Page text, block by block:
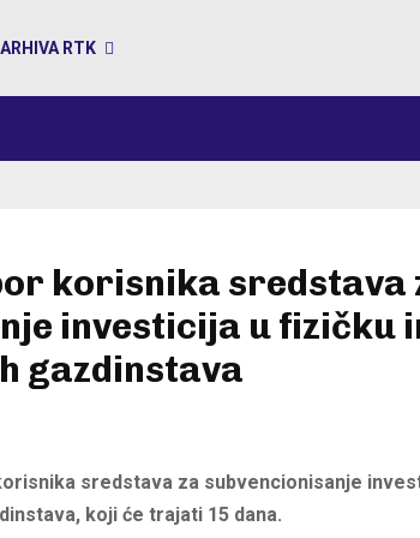
ARHIVA RTK
korisnika sredstava
investicija u fizičku
gazdinstava
sredstava za subvencionisanje
koji će trajati 15 dana.